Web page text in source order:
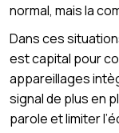
normal, mais la
Dans ces
est capital pour
appareillages
signal de plus en
parole et limiter